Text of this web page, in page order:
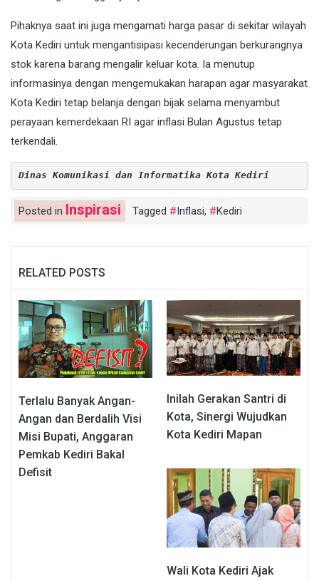
Pihaknya saat ini juga mengamati harga pasar di sekitar wilayah
Kota Kediri untuk mengantisipasi kecenderungan berkurangnya
stok karena barang mengalir keluar kota. Ia menutup
informasinya dengan mengemukakan harapan agar masyarakat
Kota Kediri tetap belanja dengan bijak selama menyambut
perayaan kemerdekaan RI agar inflasi Bulan Agustus tetap
terkendali.
Dinas Komunikasi dan Informatika Kota Kediri
Posted in Inspirasi Tagged Inflasi, Kediri
RELATED POSTS
Terlalu Banyak Angan-
Angan dan Berdalih Visi
Misi Bupati, Anggaran
Pemkab Kediri Bakal
Defisit
Inilah Gerakan Santri di
Kota, Sinergi Wujudkan
Kota Kediri Mapan
Wali Kota Kediri Ajak